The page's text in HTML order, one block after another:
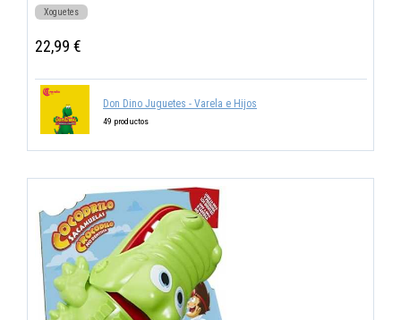
Xoguetes
22,99 €
Don Dino Juguetes - Varela e Hijos
49 productos